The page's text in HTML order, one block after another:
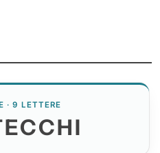
· 9 LETTERE